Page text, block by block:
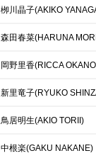
栁川晶子(AKIKO
森田春菜(HARUNA
岡野里香(RICCA
新里竜子(RYUKO
鳥居明生(AKIO TORII)
中根楽(GAKU NAKANE)